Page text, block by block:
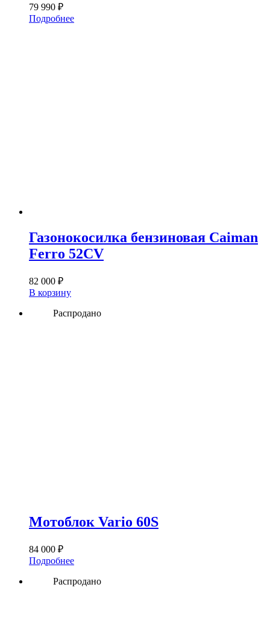
79 990 ₽
Подробнее
Газонокосилка бензиновая Caiman
Ferro 52CV
82 000 ₽
В корзину
Распродано
Мотоблок Vario 60S
84 000 ₽
Подробнее
Распродано